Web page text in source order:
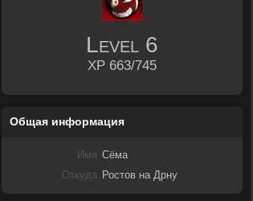
Level 6
XP 663/745
Общая информация
Имя Сёма
Откуда Ростов на Дрну